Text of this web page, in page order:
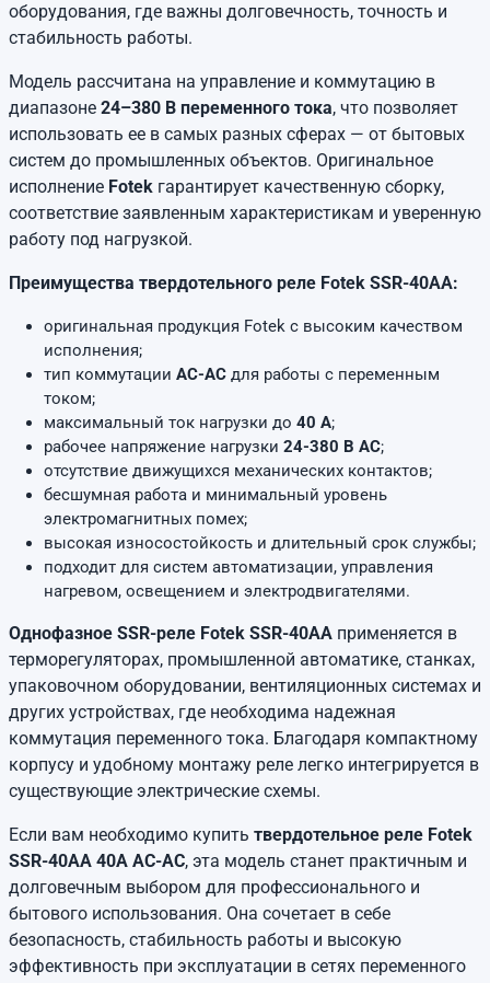
оборудования, где важны долговечность, точность и
стабильность работы.
Модель рассчитана на управление и коммутацию в
диапазоне 24–380 В переменного тока, что позволяет
использовать ее в самых разных сферах — от бытовых
систем до промышленных объектов. Оригинальное
исполнение Fotek гарантирует качественную сборку,
соответствие заявленным характеристикам и уверенную
работу под нагрузкой.
Преимущества твердотельного реле Fotek SSR-40AA:
оригинальная продукция Fotek с высоким качеством
исполнения;
тип коммутации AC-AC для работы с переменным
током;
максимальный ток нагрузки до 40 А;
рабочее напряжение нагрузки 24-380 В AC;
отсутствие движущихся механических контактов;
бесшумная работа и минимальный уровень
электромагнитных помех;
высокая износостойкость и длительный срок службы;
подходит для систем автоматизации, управления
нагревом, освещением и электродвигателями.
Однофазное SSR-реле Fotek SSR-40AA применяется в
терморегуляторах, промышленной автоматике, станках,
упаковочном оборудовании, вентиляционных системах и
других устройствах, где необходима надежная
коммутация переменного тока. Благодаря компактному
корпусу и удобному монтажу реле легко интегрируется в
существующие электрические схемы.
Если вам необходимо купить твердотельное реле Fotek
SSR-40AA 40A AC-AC, эта модель станет практичным и
долговечным выбором для профессионального и
бытового использования. Она сочетает в себе
безопасность, стабильность работы и высокую
эффективность при эксплуатации в сетях переменного